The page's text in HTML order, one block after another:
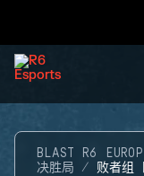
BLAST R6
决胜局
败者组